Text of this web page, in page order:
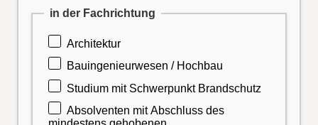
in der Fachrichtung
Architektur
Bauingenieurwesen / Hochbau
Studium mit Schwerpunkt Brandschutz
Absolventen mit Abschluss des